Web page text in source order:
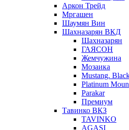
Аркон Трейд
Мргашен
Шаумян Вин
Шахназарян ВКД
Шахназарян
ГАЯСОН
Жемчужина
Мозаика
Mustang.
Platinum
Parakar
Премиум
Тавинко ВКЗ
TAVINKO
AGASI